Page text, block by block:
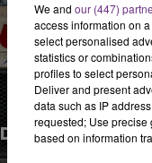
REIMS FERME
We and our (447)
access information on
select personalised
statistics or
profiles to select
Deliver and present
data such as IP
requested; Use precise
based on information